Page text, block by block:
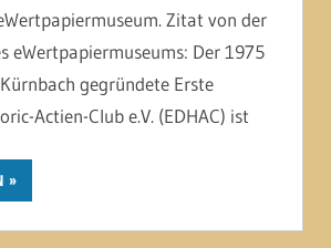
Zitat von der
eWertpapiermuseums: Der 1975
gegründete Erste
Actien-Club e.V. (EDHAC) ist